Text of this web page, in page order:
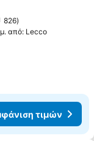
αγαπημένα
826
από: Lecco
τιμών